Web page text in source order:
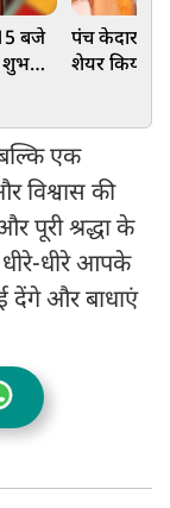
बजे
शुभ
पंच केदार का
शेयर किया
एक
विश्वास की
पूरी श्रद्धा के
धीरे-धीरे आपके
देंगे और बाधाएं